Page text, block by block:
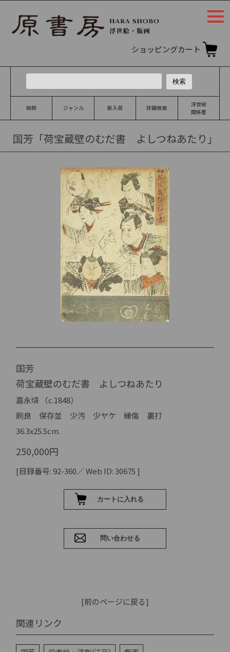
ショッピングカート
絵師 ジャンル 新入荷 詳細検索
浮世絵
関係書
国芳「荷宝蔵壁のむだ書 よしつねあたり」
国芳
荷宝蔵壁のむだ書 よしつねあたり
嘉永頃 （c.1848）
刷良 保存並 少汚 少ヤケ 縁傷 裏打
36.3x25.5cm.
250,000円
[目録番号: 92-360／ Web ID: 30675 ]
[前のページに戻る]
関連リンク